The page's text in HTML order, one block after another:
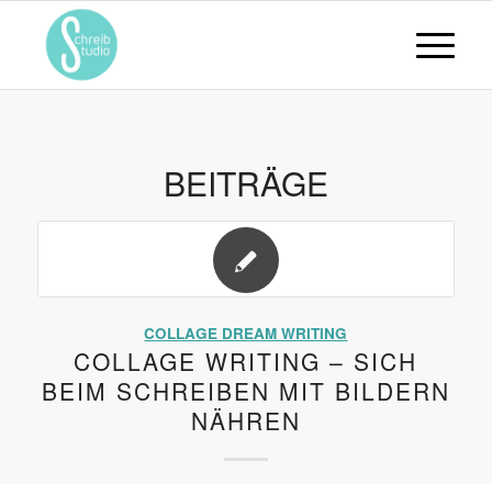
BEITRÄGE
COLLAGE DREAM WRITING
COLLAGE WRITING – SICH
BEIM SCHREIBEN MIT BILDERN
NÄHREN